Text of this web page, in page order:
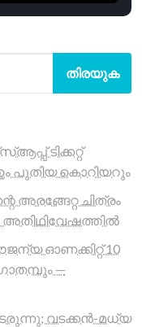
തിരയുക
ടിക്കറ്റ്
പുതിയ കൊറിയറും
അരങ്ങേറ്റ ചിത്രം
ഓണക്കിറ്റ് 10
—
വടക്കൻ-മധ്യ